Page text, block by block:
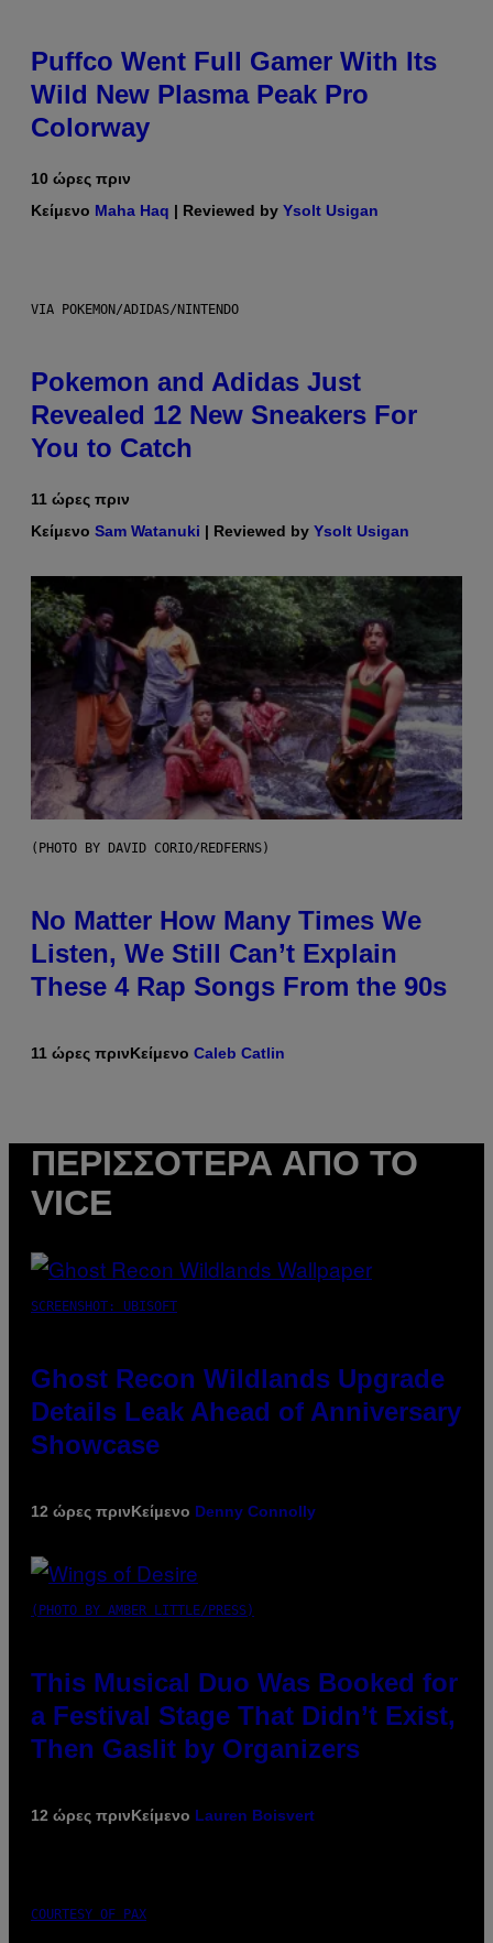
Puffco Went Full Gamer With Its
Wild New Plasma Peak Pro
Colorway
10 ώρες πριν
Κείμενο Maha Haq | Reviewed by Ysolt Usigan
VIA POKEMON/ADIDAS/NINTENDO
Pokemon and Adidas Just
Revealed 12 New Sneakers For
You to Catch
11 ώρες πριν
Κείμενο Sam Watanuki | Reviewed by Ysolt Usigan
(PHOTO BY DAVID CORIO/REDFERNS)
No Matter How Many Times We
Listen, We Still Can’t Explain
These 4 Rap Songs From the 90s
11 ώρες πρινΚείμενο Caleb Catlin
ΠΕΡΙΣΣΌΤΕΡΑ ΑΠΌ ΤΟ
VICE
SCREENSHOT: UBISOFT
Ghost Recon Wildlands Upgrade
Details Leak Ahead of Anniversary
Showcase
12 ώρες πρινΚείμενο Denny Connolly
(PHOTO BY AMBER LITTLE/PRESS)
This Musical Duo Was Booked for
a Festival Stage That Didn’t Exist,
Then Gaslit by Organizers
12 ώρες πρινΚείμενο Lauren Boisvert
COURTESY OF PAX